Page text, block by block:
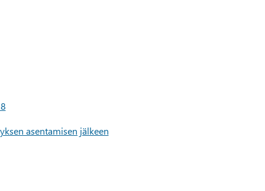
asentamisen jälkeen